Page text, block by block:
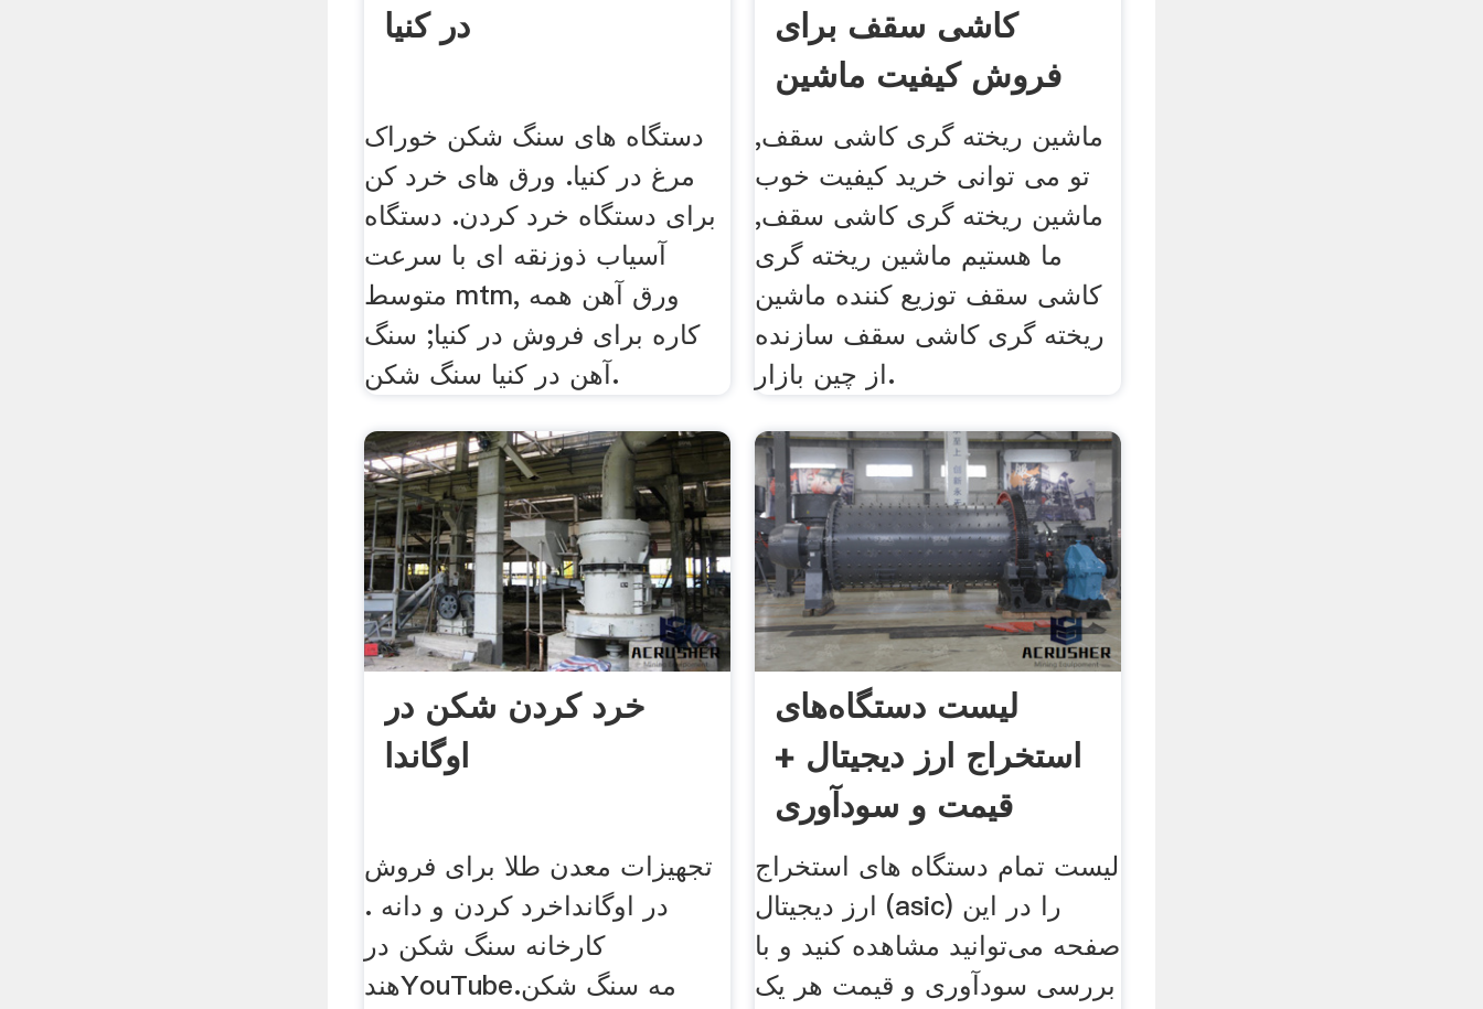
در کنیا
دستگاه های سنگ شکن خوراک
مرغ در کنیا. ورق های خرد کن
برای دستگاه خرد کردن. دستگاه
آسیاب ذوزنقه ای با سرعت
متوسط mtm, ورق آهن همه
کاره برای فروش در کنیا; سنگ
آهن در کنیا سنگ شکن.
کاشی سقف برای
فروش کیفیت ماشین
ریخته گری
ماشین ریخته گری کاشی سقف,
تو می توانی خرید کیفیت خوب
ماشین ریخته گری کاشی سقف,
ما هستیم ماشین ریخته گری
کاشی سقف توزیع کننده ماشین
ریخته گری کاشی سقف سازنده
از چین بازار.
خرد کردن شکن در
اوگاندا
تجهیزات معدن طلا برای فروش
در اوگاندا خرد کردن و دانه .
کارخانه سنگ شکن در
هندYouTube.مه سنگ شکن
لیست دستگاه‌های
استخراج ارز دیجیتال +
قیمت و سودآوری
لیست تمام دستگاه های استخراج
ارز دیجیتال (asic) را در این
صفحه می‌توانید مشاهده کنید و با
بررسی سودآوری و قیمت هر یک